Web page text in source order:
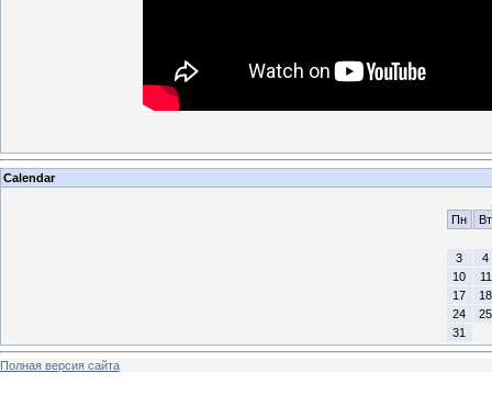
Calendar
Пн
Вт
3
4
10
11
17
18
24
25
31
Полная версия сайта